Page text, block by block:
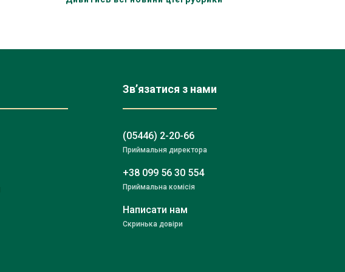
Зв’язатися з нами
(05446) 2-20-66
Приймальня директора
+38 099 56 30 554
Приймальна комісія
Написати нам
Скринька довіри